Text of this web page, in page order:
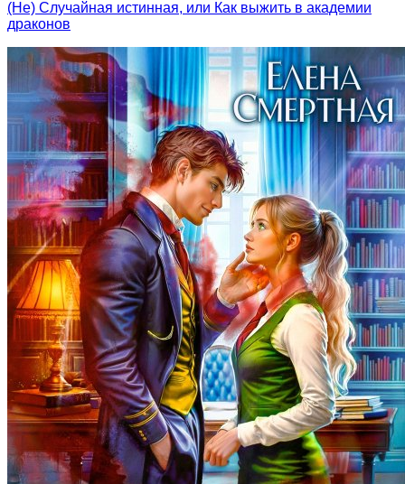
(Не) Случайная истинная, или Как выжить в академии
драконов